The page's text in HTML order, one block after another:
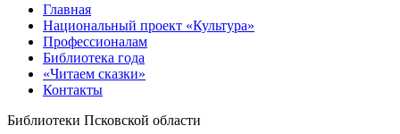
Главная
Национальный проект «Культура»
Профессионалам
Библиотека года
«Читаем сказки»
Контакты
Библиотеки Псковской области